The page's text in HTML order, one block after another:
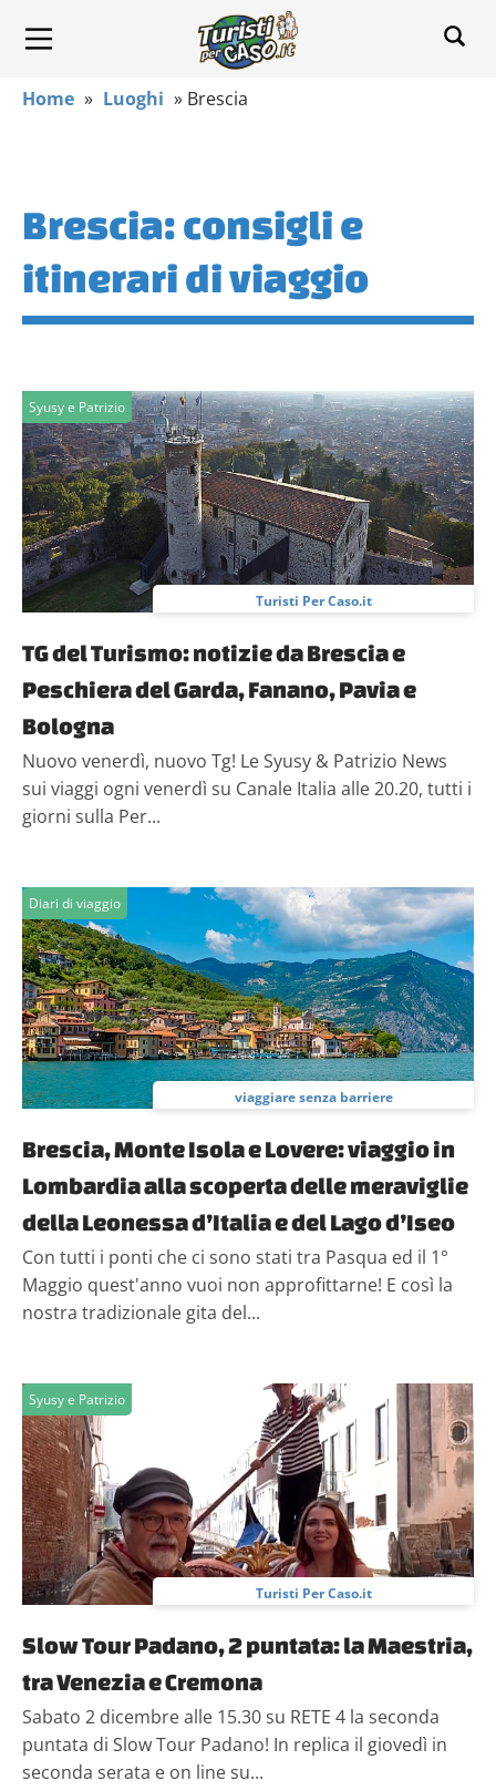
Home » Luoghi » Brescia
Brescia: consigli e
itinerari di viaggio
Syusy e Patrizio
Turisti Per Caso.it
TG del Turismo: notizie da Brescia e
Peschiera del Garda, Fanano, Pavia e
Bologna
Nuovo venerdì, nuovo Tg! Le Syusy & Patrizio News
sui viaggi ogni venerdì su Canale Italia alle 20.20, tutti i
giorni sulla Per...
Diari di viaggio
viaggiare senza barriere
Brescia, Monte Isola e Lovere: viaggio in
Lombardia alla scoperta delle meraviglie
della Leonessa d’Italia e del Lago d’Iseo
Con tutti i ponti che ci sono stati tra Pasqua ed il 1°
Maggio quest'anno vuoi non approfittarne! E così la
nostra tradizionale gita del...
Syusy e Patrizio
Turisti Per Caso.it
Slow Tour Padano, 2 puntata: la Maestria,
tra Venezia e Cremona
Sabato 2 dicembre alle 15.30 su RETE 4 la seconda
puntata di Slow Tour Padano! In replica il giovedì in
seconda serata e on line su...